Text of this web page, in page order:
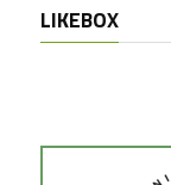
LIKEBOX